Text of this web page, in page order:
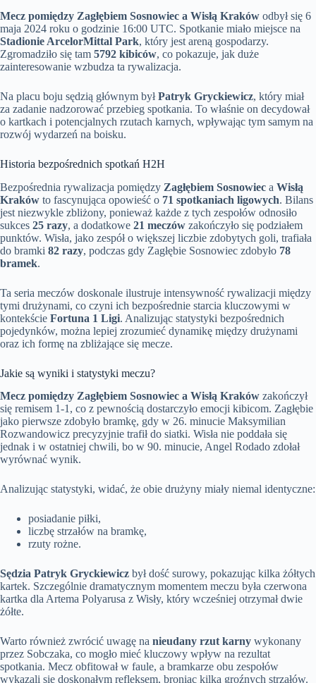
Mecz pomiędzy Zagłębiem Sosnowiec a Wisłą Kraków odbył się 6
maja 2024 roku o godzinie 16:00 UTC. Spotkanie miało miejsce na
Stadionie ArcelorMittal Park, który jest areną gospodarzy.
Zgromadziło się tam 5792 kibiców, co pokazuje, jak duże
zainteresowanie wzbudza ta rywalizacja.
Na placu boju sędzią głównym byłPatryk Gryckiewicz, który miał
za zadanie nadzorować przebieg spotkania. To właśnie on decydował
o kartkach i potencjalnych rzutach karnych, wpływając tym samym na
rozwój wydarzeń na boisku.
Historia bezpośrednich spotkań H2H
Bezpośrednia rywalizacja pomiędzy Zagłębiem Sosnowiec a Wisłą
Kraków to fascynująca opowieść o 71 spotkaniach ligowych. Bilans
jest niezwykle zbliżony, ponieważ każde z tych zespołów odnosiło
sukces 25 razy, a dodatkowe 21 meczów zakończyło się podziałem
punktów. Wisła, jako zespół o większej liczbie zdobytych goli, trafiała
do bramki 82 razy, podczas gdy Zagłębie Sosnowiec zdobyło 78
bramek.
Ta seria meczów doskonale ilustruje intensywność rywalizacji między
tymi drużynami, co czyni ich bezpośrednie starcia kluczowymi w
kontekście Fortuna 1 Ligi. Analizując statystyki bezpośrednich
pojedynków, można lepiej zrozumieć dynamikę między drużynami
oraz ich formę na zbliżające się mecze.
Jakie są wyniki i statystyki meczu?
Mecz pomiędzy Zagłębiem Sosnowiec a Wisłą Kraków zakończył
się remisem 1-1, co z pewnością dostarczyło emocji kibicom. Zagłębie
jako pierwsze zdobyło bramkę, gdy w 26. minucie Maksymilian
Rozwandowicz precyzyjnie trafił do siatki. Wisła nie poddała się
jednak i w ostatniej chwili, bo w 90. minucie, Angel Rodado zdołał
wyrównać wynik.
Analizując statystyki, widać, że obie drużyny miały niemal identyczne:
posiadanie piłki,
liczbę strzałów na bramkę,
rzuty rożne.
Sędzia Patryk Gryckiewicz był dość surowy, pokazując kilka żółtych
kartek. Szczególnie dramatycznym momentem meczu była czerwona
kartka dla Artema Polyarusa z Wisły, który wcześniej otrzymał dwie
żółte.
Warto również zwrócić uwagę na nieudany rzut karny wykonany
przez Sobczaka, co mogło mieć kluczowy wpływ na rezultat
spotkania. Mecz obfitował w faule, a bramkarze obu zespołów
wykazali się doskonałym refleksem, broniąc kilka groźnych strzałów.